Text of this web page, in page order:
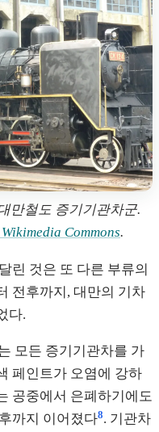
만철도 증기기관차군.
Commons.
린 것은 또 다른 부류의
전후까지, 대만의 기차
다.
모든 증기기관차를 가
페인트가 오염에 강하
공중에서 은폐하기에도
까지 이어졌다8. 기관차